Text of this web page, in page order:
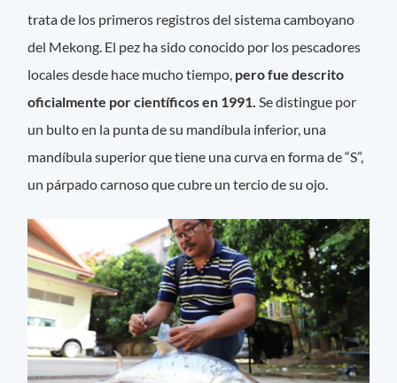
trata de los primeros registros del sistema camboyano
del Mekong. El pez ha sido conocido por los pescadores
locales desde hace mucho tiempo, pero fue descrito
oficialmente por científicos en 1991. Se distingue por
un bulto en la punta de su mandíbula inferior, una
mandíbula superior que tiene una curva en forma de “S”,
un párpado carnoso que cubre un tercio de su ojo.